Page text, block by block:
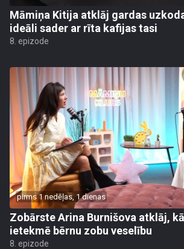
Māmiņa Kitija atklāj gardas
ideāli sader ar rīta kafijas tasi
8. epizode
pirms 1 nedēļas, 1 dienas
Zobārste Arina Burnišova atklāj,
ietekmē bērnu zobu veselību
8. epizode